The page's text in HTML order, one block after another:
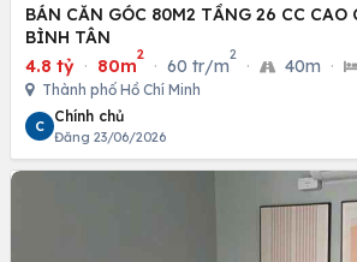
BÁN CĂN GÓC 80M2 TẦNG 26 CC
BÌNH TÂN
4.8 tỷ · 80m
2
· 60 tr/m
2
· 40m ·
Thành phố Hồ Chí Minh
C
Chính chủ
Đăng 23/06/2026